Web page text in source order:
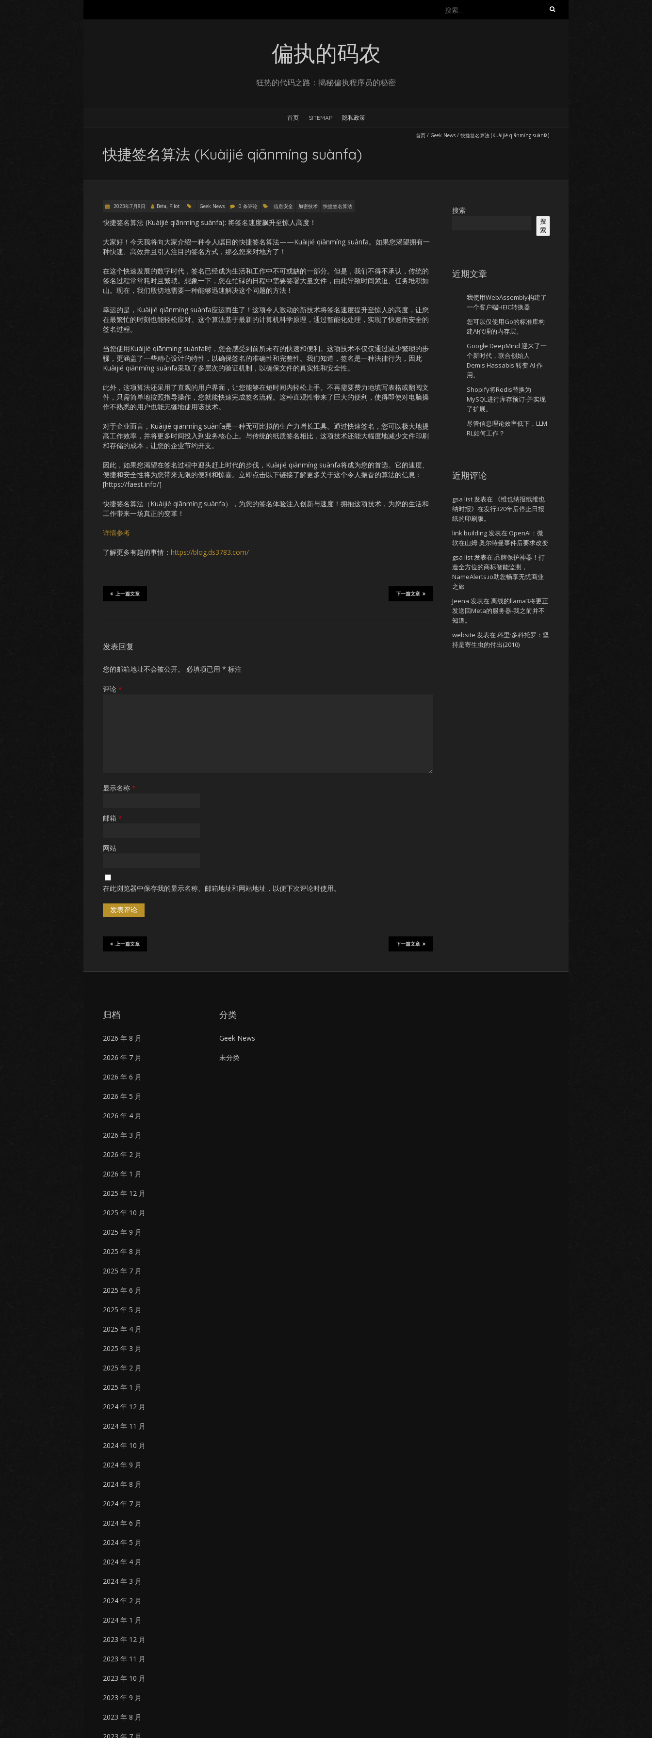
搜
偏执的码农
狂热的代码之路：揭秘偏执程序员的秘密
首页 SITEMAP 隐私政策
首页 / Geek News / 快捷签名算法 (Kuàijié qiānmíng suànfa)
快捷签名算法 (Kuàijié qiānmíng suànfa)
2023年7月8日 Beta, Pilot Geek News 0 条评论 信息安全 加密技术 快捷签名算法
快捷签名算法 (Kuàijié qiānmíng suànfa): 将签名速度飙升至惊人高度！
大家好！今天我将向大家介绍一种令人瞩目的快捷签名算法——Kuàijié qiānmíng suànfa。如果您渴望拥有一
种快速、高效并且引人注目的签名方式，那么您来对地方了！
在这个快速发展的数字时代，签名已经成为生活和工作中不可或缺的一部分。但是，我们不得不承认，传统的
签名过程常常耗时且繁琐。想象一下，您在忙碌的日程中需要签署大量文件，由此导致时间紧迫、任务堆积如
山。现在，我们殷切地需要一种能够迅速解决这个问题的方法！
幸运的是，Kuàijié qiānmíng suànfa应运而生了！这项令人激动的新技术将签名速度提升至惊人的高度，让您
在最繁忙的时刻也能轻松应对。这个算法基于最新的计算机科学原理，通过智能化处理，实现了快速而安全的
签名过程。
当您使用Kuàijié qiānmíng suànfa时，您会感受到前所未有的快速和便利。这项技术不仅仅通过减少繁琐的步
骤，更涵盖了一些精心设计的特性，以确保签名的准确性和完整性。我们知道，签名是一种法律行为，因此
Kuàijié qiānmíng suànfa采取了多层次的验证机制，以确保文件的真实性和安全性。
此外，这项算法还采用了直观的用户界面，让您能够在短时间内轻松上手。不再需要费力地填写表格或翻阅文
件，只需简单地按照指导操作，您就能快速完成签名流程。这种直观性带来了巨大的便利，使得即使对电脑操
作不熟悉的用户也能无缝地使用该技术。
对于企业而言，Kuàijié qiānmíng suànfa是一种无可比拟的生产力增长工具。通过快速签名，您可以极大地提
高工作效率，并将更多时间投入到业务核心上。与传统的纸质签名相比，这项技术还能大幅度地减少文件印刷
和存储的成本，让您的企业节约开支。
因此，如果您渴望在签名过程中迎头赶上时代的步伐，Kuàijié qiānmíng suànfa将成为您的首选。它的速度、
便捷和安全性将为您带来无限的便利和惊喜。立即点击以下链接了解更多关于这个令人振奋的算法的信息：
[https://faest.info/]
快捷签名算法（Kuàijié qiānmíng suànfa），为您的签名体验注入创新与速度！拥抱这项技术，为您的生活和
工作带来一场真正的变革！
详情参考
了解更多有趣的事情： https://blog.ds3783.com/
下一篇文章
上一篇文章
发表回复
您的邮箱地址不会被公开。 必填项已用 * 标注
评论 *
显示名称 *
邮箱 *
网站
在此浏览器中保存我的显示名称、邮箱地址和网站地址，以便下次评论时使用。
下一篇文章
上一篇文章
搜索
搜
索
近期文章
我使用WebAssembly构建了
一个客户端HEIC转换器
您可以仅使用Go的标准库构
建AI代理的内存层。
Google DeepMind 迎来了一
个新时代，联合创始人
Demis Hassabis 转变 AI 作
用。
Shopify将Redis替换为
MySQL进行库存预订-并实现
了扩展。
尽管信息理论效率低下，LLM
RL如何工作？
近期评论
gsa list发表在
《维也纳报纸维也
纳时报》在发行320年后停止日报
纸的印刷版。
link building发表在 OpenAI：微
软在山姆·奥尔特曼事件后要求改变
gsa list发表在 品牌保护神器！打
造全方位的商标智能监测，
NameAlerts.io助您畅享无忧商业
之旅
Jeena 发表在 离线的llama3将更正
发送回Meta的服务器-我之前并不
知道。
website 发表在 科里·多科托罗：坚
持是寄生虫的付出(2010)
归档
2026 年 8 月
2026 年 7 月
2026 年 6 月
2026 年 5 月
2026 年 4 月
2026 年 3 月
2026 年 2 月
2026 年 1 月
2025 年 12 月
2025 年 10 月
2025 年 9 月
2025 年 8 月
2025 年 7 月
2025 年 6 月
2025 年 5 月
2025 年 4 月
2025 年 3 月
2025 年 2 月
2025 年 1 月
2024 年 12 月
2024 年 11 月
2024 年 10 月
2024 年 9 月
2024 年 8 月
2024 年 7 月
2024 年 6 月
2024 年 5 月
2024 年 4 月
2024 年 3 月
2024 年 2 月
2024 年 1 月
2023 年 12 月
2023 年 11 月
2023 年 10 月
2023 年 9 月
2023 年 8 月
分类
Geek News
未分类